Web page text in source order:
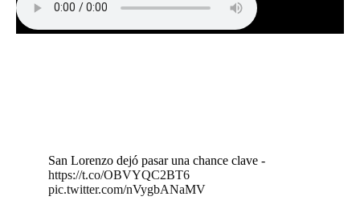
San Lorenzo dejó pasar una chance clave -
https://t.co/OBVYQC2BT6
pic.twitter.com/nVygbANaMV